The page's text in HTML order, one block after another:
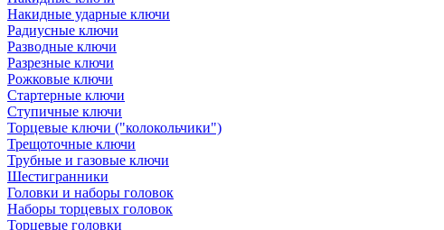
Накидные ударные ключи
Радиусные ключи
Разводные ключи
Разрезные ключи
Рожковые ключи
Стартерные ключи
Ступичные ключи
Торцевые ключи ("колокольчики")
Трещоточные ключи
Трубные и газовые ключи
Шестигранники
Головки и наборы головок
Наборы торцевых головок
Торцевые головки